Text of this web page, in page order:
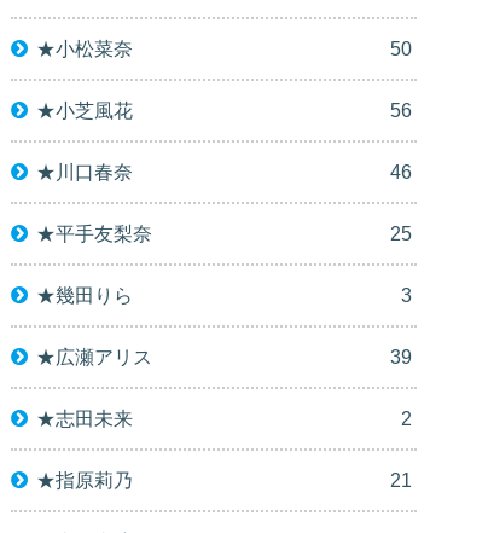
★小松菜奈 50
★小芝風花 56
★川口春奈 46
★平手友梨奈 25
★幾田りら 3
★広瀬アリス 39
★志田未来 2
★指原莉乃 21